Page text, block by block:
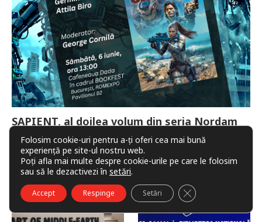
SAPIENT, al doilea volum din seria Nordam
2190, se lansează la Bookfest 2026
1 iunie 2026
Folosim cookie-uri pentru a-ți oferi cea mai bună
experiență pe site-ul nostru web.
Poți afla mai multe despre cookie-urile pe care le folosim
sau să le dezactivezi în setări.
Accept Respinge Setări CLOSE GDPR